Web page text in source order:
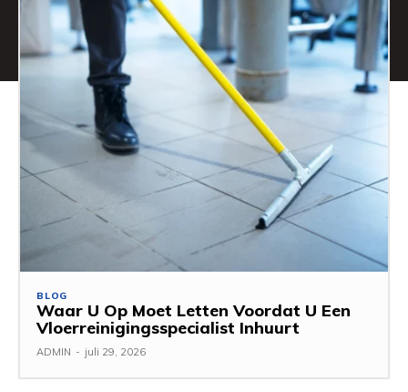
BLOG
Waar U Op Moet Letten Voordat U Een
Vloerreinigingsspecialist Inhuurt
ADMIN - juli 29, 2026